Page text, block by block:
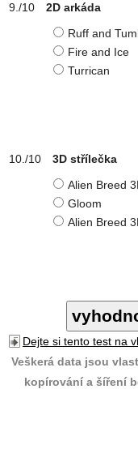
2D arkáda
Ruff and
Fire and Ice
Turrican
3D střílečka
Alien Breed
Gloom
Alien Breed
Dejte si tento test na
Veškerá data jsou
kopírování a šíření